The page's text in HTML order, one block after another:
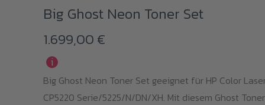
Big Ghost Neon Toner Set
1.699,00 €
i
Big Ghost Neon Toner Set geeignet für HP Color
CP5220 Serie/5225/N/DN/XH. Mit diesem Ghost Toner